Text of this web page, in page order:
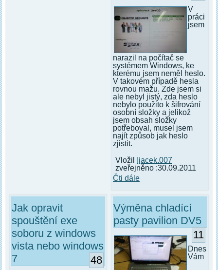
V
práci
jsem
narazil na počítač se
systémem Windows, ke
kterému jsem neměl heslo.
V takovém případě hesla
rovnou mažu. Zde jsem si
ale nebyl jistý, zda heslo
nebylo použito k šifrování
osobní složky a jelikož
jsem obsah složky
potřeboval, musel jsem
najít způsob jak heslo
zjistit.
Vložil
Ijacek.007
zveřejněno :30.09.2011
Čti dále
Jak opravit
spouštění exe
soboru z windows
vista nebo windows
7
48
Výměna chladící
pasty pavilion DV5
11
Dnes
Vám